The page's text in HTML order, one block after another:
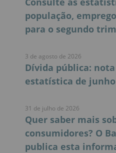
população,
para o segundo
3 de agosto de 2026
Dívida pública:
estatística de junho
31 de julho de 2026
Quer saber mais
consumidores? O
publica esta